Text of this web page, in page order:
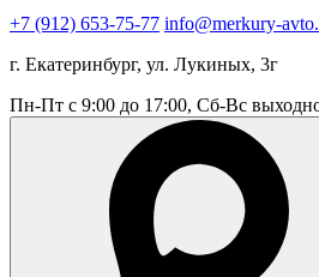
+7 (912) 653-75-77 info@merkury-
г. Екатеринбург, ул. Лукиных, 3г
Пн-Пт с 9:00 до 17:00, Сб-Вс